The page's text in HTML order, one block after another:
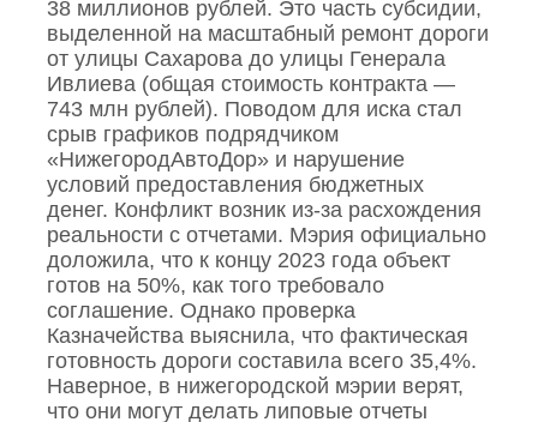
38 миллионов рублей. Это часть субсидии,
выделенной на масштабный ремонт дороги
от улицы Сахарова до улицы Генерала
Ивлиева (общая стоимость контракта —
743 млн рублей). Поводом для иска стал
срыв графиков подрядчиком
«НижегородАвтоДор» и нарушение
условий предоставления бюджетных
денег. Конфликт возник из‑за расхождения
реальности с отчетами. Мэрия официально
доложила, что к концу 2023 года объект
готов на 50%, как того требовало
соглашение. Однако проверка
Казначейства выяснила, что фактическая
готовность дороги составила всего 35,4%.
Наверное, в нижегородской мэрии верят,
что они могут делать липовые отчеты